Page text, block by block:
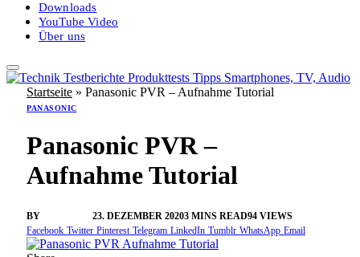
Downloads
YouTube Video
Über uns
Startseite » Panasonic PVR – Aufnahme Tutorial
PANASONIC
Panasonic PVR –
Aufnahme Tutorial
BY 23. DEZEMBER 20203 MINS READ94 VIEWS
Facebook Twitter Pinterest Telegram LinkedIn Tumblr WhatsApp Email